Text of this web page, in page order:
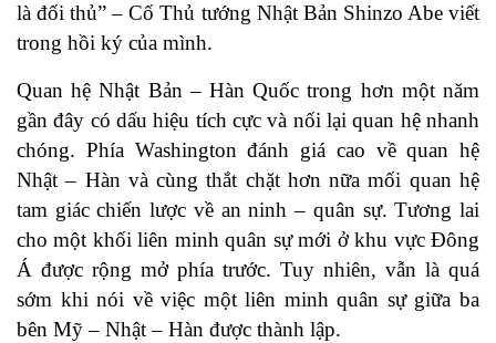
là đối thủ” – Cố Thủ tướng Nhật Bản Shinzo Abe viết
trong hồi ký của mình.
Quan hệ Nhật Bản – Hàn Quốc trong hơn một năm
gần đây có dấu hiệu tích cực và nối lại quan hệ nhanh
chóng. Phía Washington đánh giá cao về quan hệ
Nhật – Hàn và cùng thắt chặt hơn nữa mối quan hệ
tam giác chiến lược về an ninh – quân sự. Tương lai
cho một khối liên minh quân sự mới ở khu vực Đông
Á được rộng mở phía trước. Tuy nhiên, vẫn là quá
sớm khi nói về việc một liên minh quân sự giữa ba
bên Mỹ – Nhật – Hàn được thành lập.